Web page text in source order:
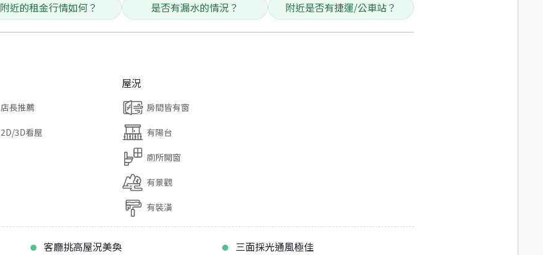
附近的租金行情如何？ 是否有漏水的情況？ 附近是否有捷運/公車站？
店長推薦
2D/3D看屋
屋況
房間皆有窗
有陽台
廁所開窗
有景觀
有裝潢
客廳挑高屋況美奐
三面採光通風極佳